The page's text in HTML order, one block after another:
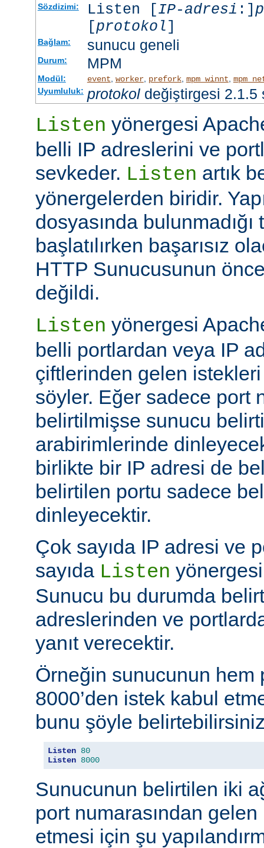
Sözdizimi: Listen [IP-adresi :]
[protokol]
Bağlam: sunucu geneli
Durum: MPM
Modül: event worker, prefork, mpm_winnt
Uyumluluk: protokoldeğiştirgesi 2.1.5
Listen yönergesi
belli IP adreslerini ve
sevkeder. Listen artık
yönergelerden biridir.
dosyasında
başlatılırken başarısız
HTTP Sunucusunun
değildi.
Listen yönergesi
belli portlardan veya IP
çiftlerinden gelen
söyler. Eğer sadece port
belirtilmişse sunucu
arabirimlerinde
birlikte bir IP adresi de
belirtilen portu sadece
dinleyecektir.
Çok sayıda IP adresi ve
sayıda Listen
Sunucu bu durumda
adreslerinden ve
yanıt verecektir.
Örneğin sunucunun hem
8000’den istek kabul
bunu şöyle
Listen 80
Listen 8000
Sunucunun belirtilen iki
port numarasından gelen
etmesi için şu